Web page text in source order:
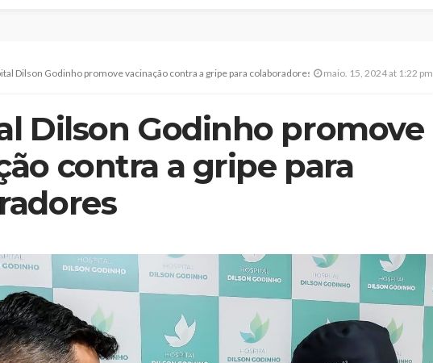
Dilson Godinho promove vacinação contra a gripe para colaboradores maio. 15, 2024 at 1:22 pm
Dilson Godinho promove
contra a gripe para